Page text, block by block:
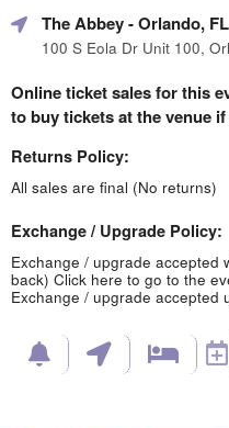
The Abbey- Orlando, FL
100 S Eola Dr Unit 100,
Online ticket sales for this
to buy tickets at the venue
Returns Policy:
All sales are final (No returns)
Exchange / Upgrade Policy:
Exchange / upgrade accepted
back) Click here to go to the
Exchange / upgrade accepted